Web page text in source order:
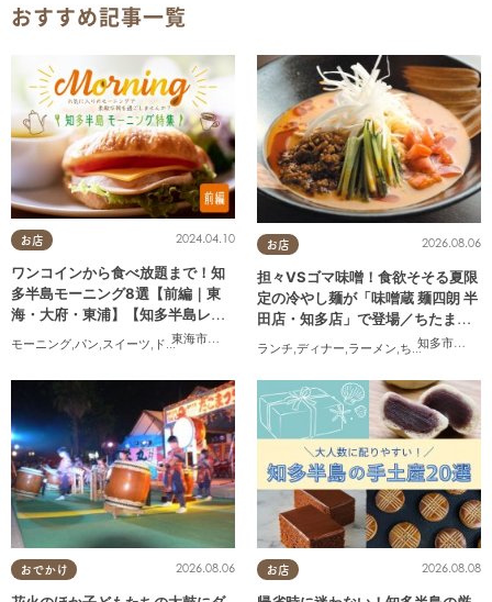
おすすめ記事一覧
お店
東海市大府市
2024.04.10
ワンコインから食べ放題まで！知
多半島モーニング8選【前編｜東
海・大府・東浦】【知多半島レポ#
モーニング,パン,スイーツ, ドライブ , 旅行 ,夫婦,家族 ,カップル,おひとりさま,友人
お店
知多市半田
2026.08.06
担々VSゴマ味噌！食欲そそる夏限
定の冷やし麺が「味噌蔵 麺四朗 半
田店・知多店」で登場／ちたまる
ランチ,ディナー,ラーメン,ちたまる広告
おでかけ 2026.08.06 お店 2026.08.08